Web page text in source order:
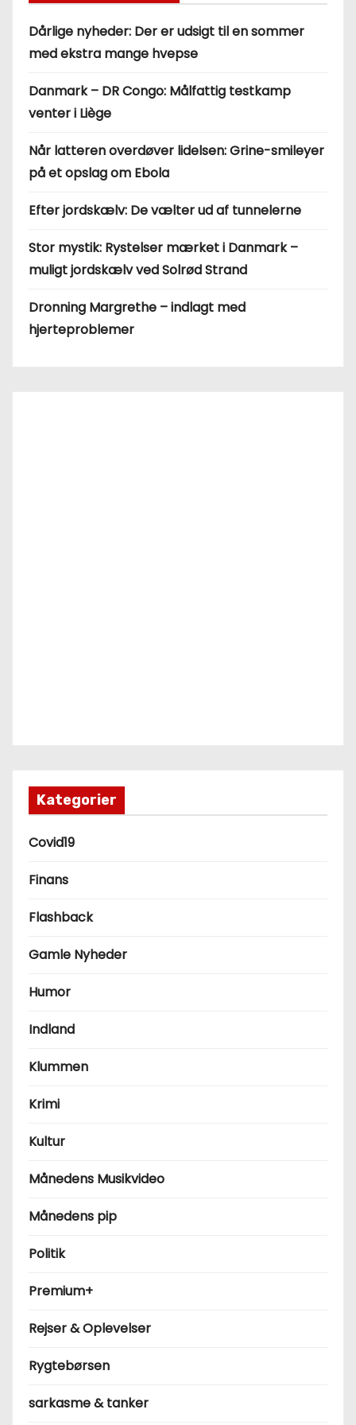
Dårlige nyheder: Der er udsigt til en sommer
med ekstra mange hvepse
Danmark – DR Congo: Målfattig testkamp
venter i Liège
Når latteren overdøver lidelsen: Grine-smileyer
på et opslag om Ebola
Efter jordskælv: De vælter ud af tunnelerne
Stor mystik: Rystelser mærket i Danmark –
muligt jordskælv ved Solrød Strand
Dronning Margrethe – indlagt med
hjerteproblemer
Kategorier
Covid19
Finans
Flashback
Gamle Nyheder
Humor
Indland
Klummen
Krimi
Kultur
Månedens Musikvideo
Månedens pip
Politik
Premium+
Rejser & Oplevelser
Rygtebørsen
sarkasme & tanker